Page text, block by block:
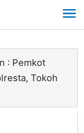
: Pemkot
Tokoh